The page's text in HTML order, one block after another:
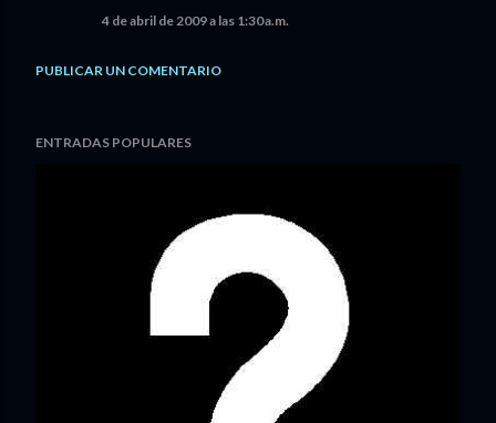
4 de abril de 2009 a las 1:30 a.m.
PUBLICAR UN COMENTARIO
ENTRADAS POPULARES